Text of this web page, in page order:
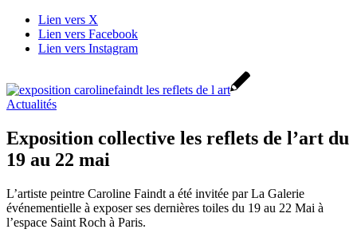
Lien vers X
Lien vers Facebook
Lien vers Instagram
Actualités
Exposition collective les reflets de l’art du
19 au 22 mai
L’artiste peintre Caroline Faindt a été invitée par La Galerie
événementielle à exposer ses dernières toiles du 19 au 22 Mai à
l’espace Saint Roch à Paris.